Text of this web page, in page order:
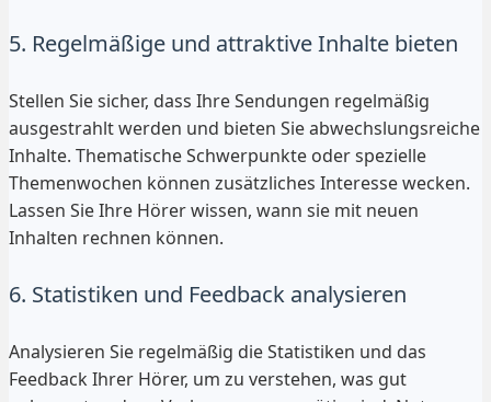
5. Regelmäßige und attraktive Inhalte bieten
Stellen Sie sicher, dass Ihre Sendungen regelmäßig
ausgestrahlt werden und bieten Sie abwechslungsreiche
Inhalte. Thematische Schwerpunkte oder spezielle
Themenwochen können zusätzliches Interesse wecken.
Lassen Sie Ihre Hörer wissen, wann sie mit neuen
Inhalten rechnen können.
6. Statistiken und Feedback analysieren
Analysieren Sie regelmäßig die Statistiken und das
Feedback Ihrer Hörer, um zu verstehen, was gut